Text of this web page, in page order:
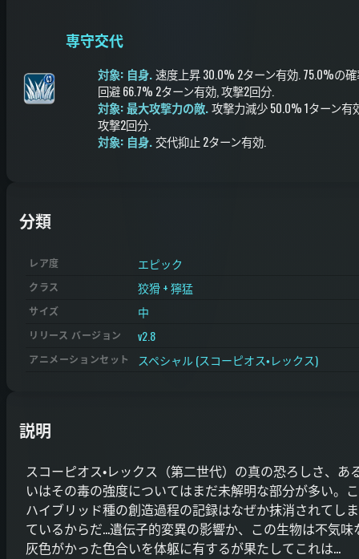
専守交代
対象: 自身.速度上昇30.0% 2ターン有効.75.0%の
回避66.7% 2ターン有効, 攻撃2回分.
対象: 最大攻撃力の敵.攻撃力減少50.0%1ターン有
攻撃2回分.
対象: 自身.交代抑止 2ターン有効.
分類
レア度 エピック
クラス 狡猾 + 獰猛
サイズ 中
リリース バージョン v2.8
アニメーションセット スペシャル (スコーピオス・レックス)
説明
スコーピオス・レックス（第二世代）の真の恐ろしさ、あ
いはその毒の強度についてはまだ未解明な部分が多い。
ハイブリッド種の創造過程の記録はなぜか抹消されてし
ているからだ…遺伝子的変異の影響か、この生物は不気味
灰色がかった色合いを体躯に有するが果たしてこれは…